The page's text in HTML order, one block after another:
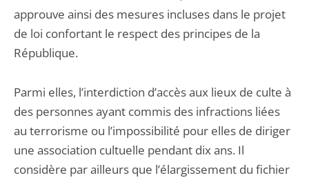
approuve ainsi des mesures incluses dans le projet
de loi confortant le respect des principes de la
République.
Parmi elles, l’interdiction d’accès aux lieux de culte à
des personnes ayant commis des infractions liées
au terrorisme ou l’impossibilité pour elles de diriger
une association cultuelle pendant dix ans. Il
considère par ailleurs que l’élargissement du fichier